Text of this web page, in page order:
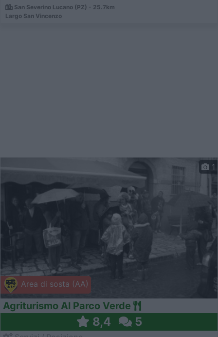
San Severino Lucano (PZ) - 25.7km
Largo San Vincenzo
Area di sosta (AA)
1
Agriturismo Al Parco Verde
8,4 5